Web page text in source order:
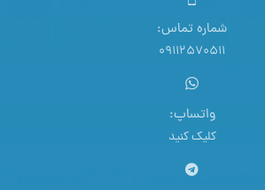
شماره تماس:
09112570511
واتساپ:
کلیک کنید